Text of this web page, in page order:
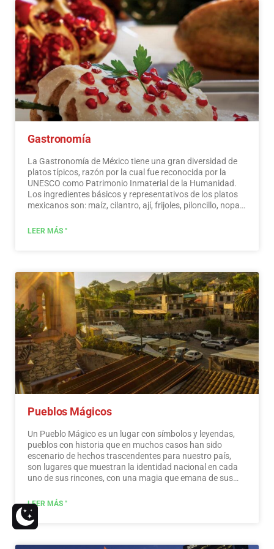
podrás disfrutar de unas vacaciones relajantes,
interesantes y divertidas. En tu viaje por México, no
puedes dejar de comprar recuerdos; la artesanía que se
elabora aquí es de la más alta calidad y reconocida
mundialmente. ¡No te pierdas una ruta de compras!
más
Gastronomía
La Gastronomía de México tiene una gran diversidad de
platos típicos, razón por la cual fue reconocida por la
UNESCO como Patrimonio Inmaterial de la Humanidad.
Los ingredientes básicos y representativos de los platos
mexicanos son: maíz, cilantro, ají, frijoles, piloncillo, nopal
sus salsas, que sirven de acompañamiento a platos
LEER MÁS "
Pueblos Mágicos
Un Pueblo Mágico es un lugar con símbolos y leyendas,
pueblos con historia que en muchos casos han sido
escenario de hechos trascendentes para nuestro país,
son lugares que muestran la identidad nacional en cada
uno de sus rincones, con una magia que emana de sus
el encanto de México. El Programa Pueblos Mágicos
contribuye a revalorizar un conjunto de poblaciones del
país que siempre han estado en el imaginario colectivo de
variadas para los visitantes nacionales y extranjeros. Un
LEER MÁS "